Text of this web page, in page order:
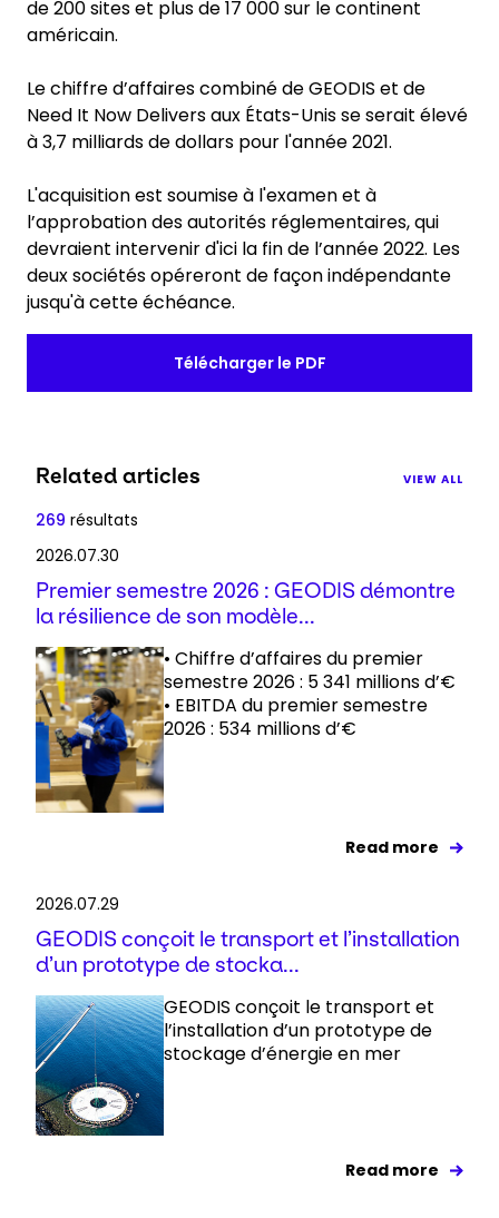
de 200 sites et plus de 17 000 sur le continent
américain.
Le chiffre d’affaires combiné de GEODIS et de
Need It Now Delivers aux États-Unis se serait élevé
à 3,7 milliards de dollars pour l'année 2021.
L'acquisition est soumise à l'examen et à
l’approbation des autorités réglementaires, qui
devraient intervenir d'ici la fin de l’année 2022. Les
deux sociétés opéreront de façon indépendante
jusqu'à cette échéance.
Télécharger le PDF
Related articles VIEW ALL
269 résultats
2026.07.30
Premier semestre 2026 : GEODIS démontre
la résilience de son modèle...
• Chiffre d’affaires du premier
semestre 2026 : 5 341 millions d’€
• EBITDA du premier semestre
2026 : 534 millions d’€
Read more
2026.07.29
GEODIS conçoit le transport et l’installation
d’un prototype de stocka...
GEODIS conçoit le transport et
l’installation d’un prototype de
stockage d’énergie en mer
Read more